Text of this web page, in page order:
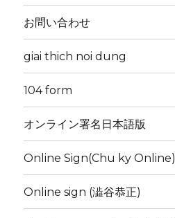
お問い合わせ
giai thich noi dung
104 form
オンライン署名日本語版
Online Sign(Chu ky Online)
Online sign (澁谷恭正)